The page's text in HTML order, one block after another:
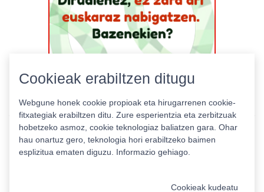
Estatistikak
Cookieak erabiltzen ditugu
Webgune honek cookie propioak eta hirugarrenen cookie-
fitxategiak erabiltzen ditu. Zure esperientzia eta zerbitzuak
hobetzeko asmoz, cookie teknologiaz baliatzen gara. Ohar
hau onartuz gero, teknologia hori erabiltzeko baimen
esplizitua ematen diguzu. Informazio gehiago.
Cookieak kudeatu